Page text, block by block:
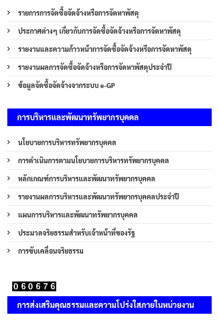
รายการการจัดซื้อจัดจ้างหรือการจัดหาพัสดุ
ประกาศต่างๆ เกี่ยวกับการจัดซื้อจัดจ้างหรือการจัดหาพัสดุ
รายงานและความก้าวหน้าการจัดซื้อจัดจ้างหรือการจัดหาพัสดุ
รายงานผลการจัดซื้อจัดจ้างหรือการจัดหาพัสดุประจำปี
ข้อมูลจัดซื้อจัดจ้างจากระบบ e-GP
การบริหารและพัฒนาทรัพยากรบุคคล
นโยบายการบริหารทรัพยากรบุคคล
การดำเนินการตามนโยบายการบริหารทรัพยากรบุคคล
หลักเกณฑ์การบริหารและพัฒนาทรัพยากรบุคคล
รายงานผลการบริหารและพัฒนาทรัพยากรบุคคลประจำปี
แผนการบริหารและพัฒนาทรัพยากรบุคคล
ประมวลจริยธรรมสำหรับเจ้าหน้าที่ของรัฐ
การขับเคลื่อนจริยธรรม
การส่งเสริมคุณธรรมและความโปร่งใสภายในหน่วยงาน